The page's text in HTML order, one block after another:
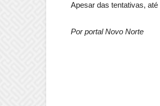
Apesar das tentativas,
Por portal Novo Norte